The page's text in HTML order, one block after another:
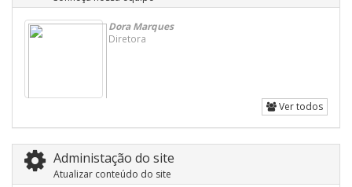
Dora Marques
Diretora
Ver todos
Administação do site
Atualizar conteúdo do site